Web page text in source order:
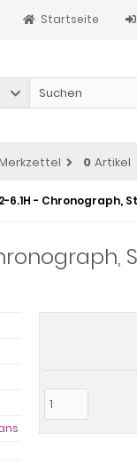
Startseite
0 Artikel
- Chronograph,